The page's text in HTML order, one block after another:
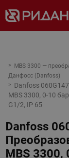
MBS 3300 —
Данфосс (Danfoss)
Danfoss
MBS 3300, 0-10
G1/2, IP 65
Danfoss
MBS 3300,